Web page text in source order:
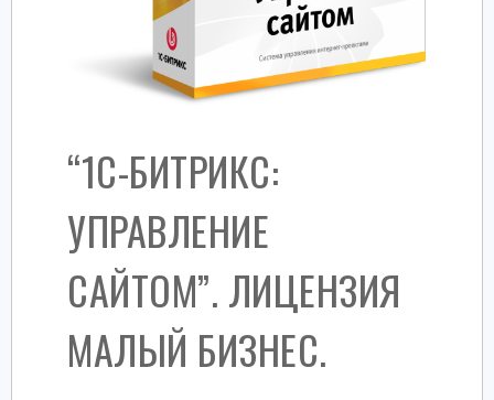
“1С-БИТРИКС:
УПРАВЛЕНИЕ
САЙТОМ”. ЛИЦЕНЗИЯ
МАЛЫЙ БИЗНЕС.